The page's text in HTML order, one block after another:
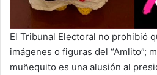
El Tribunal Electoral no prohibió
imágenes o figuras del “Amlito”;
muñequito es una alusión al